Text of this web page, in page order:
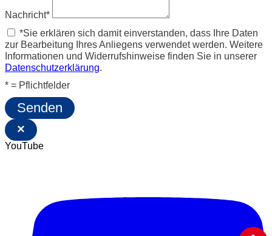
Nachricht*
*Sie erklären sich damit einverstanden, dass Ihre Daten
zur Bearbeitung Ihres Anliegens verwendet werden. Weitere
Informationen und Widerrufshinweise finden Sie in unserer
Datenschutzerklärung.
* = Pflichtfelder
Senden
×
YouTube